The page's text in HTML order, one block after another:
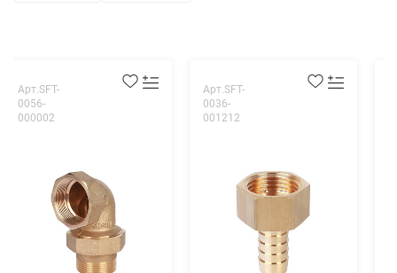
Арт.SFT-
0056-
000002
Арт.SFT-
0036-
001212